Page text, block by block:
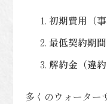
初期費用（
最低契約期
解約金（違約
多くのウォーター